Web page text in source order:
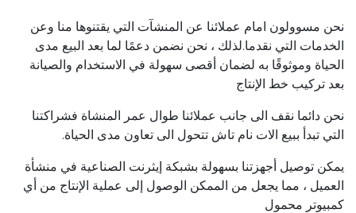
نحن مسوولون امام عملائنا عن المنشآت التي يقتنوها منا وعن
الخدمات التي نقدما.لذلك ، نحن نضمن دعمًا لما بعد البيع مدى
الحياة وموثوقًا به لضمان أقصى سهولة في الاستخدام والصيانة
بعد تركيب خط الإنتاج
نحن دائما نقف الى جانب عملائنا طوال عمر المنشاة فشراكتنا
التي تبدأ ببيع الات نام تاش تتحول الى تعاون مدى الحياة.
يمكن توصيل أجهزتنا بسهولة بشبكة إيثرنت الصناعية في منشأة
العميل ، مما يجعل من الممكن الوصول إلى عملية الإنتاج من أي
كمبيوتر محمول